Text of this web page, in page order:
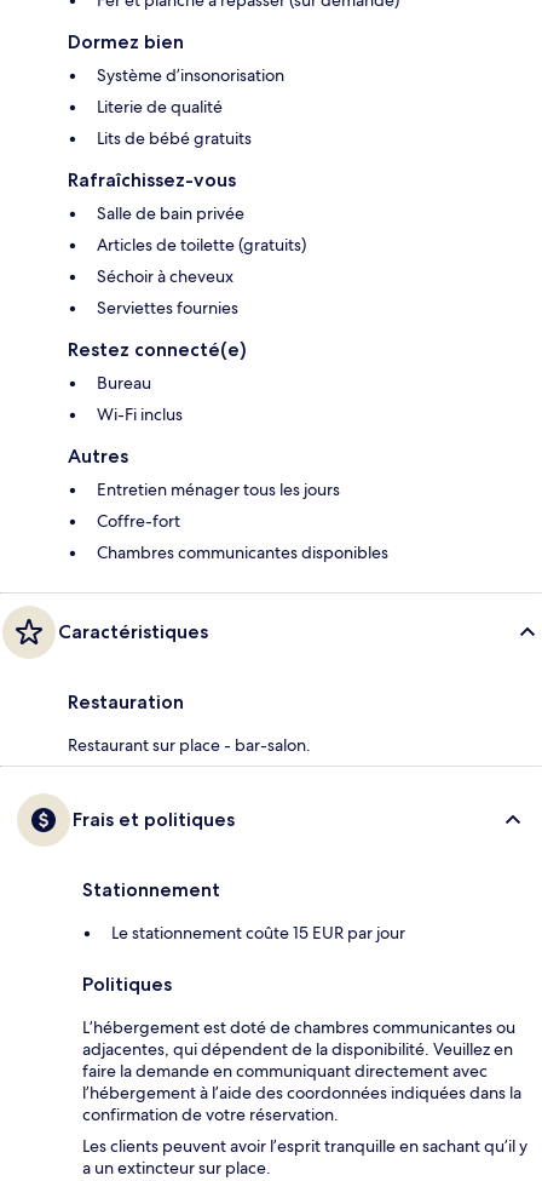
Dormez bien
Système d’insonorisation
Literie de qualité
Lits de bébé gratuits
Rafraîchissez-vous
Salle de bain privée
Articles de toilette (gratuits)
Séchoir à cheveux
Serviettes fournies
Restez connecté(e)
Bureau
Wi-Fi inclus
Autres
Entretien ménager tous les jours
Coffre-fort
Chambres communicantes disponibles
Caractéristiques
Restauration
Restaurant sur place - bar-salon.
Frais et politiques
Stationnement
Le stationnement coûte 15 EUR par jour
Politiques
L’hébergement est doté de chambres communicantes ou
adjacentes, qui dépendent de la disponibilité. Veuillez en
faire la demande en communiquant directement avec
l’hébergement à l’aide des coordonnées indiquées dans la
confirmation de votre réservation.
Les clients peuvent avoir l’esprit tranquille en sachant qu’il y
a un extincteur sur place.